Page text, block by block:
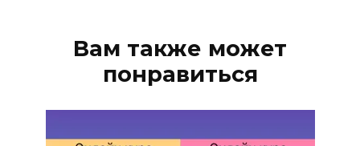
Вам также может
понравиться